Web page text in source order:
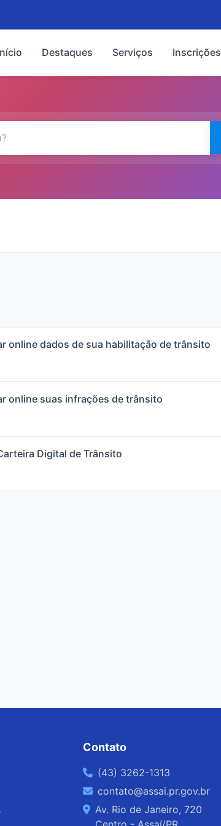
Destaques Serviços Inscrições
online dados de sua habilitação de trânsito
online suas infrações de trânsito
Digital de Trânsito
Contato
(43) 3262-1313
contato@assai.pr.gov.br
Av. Rio de Janeiro, 720